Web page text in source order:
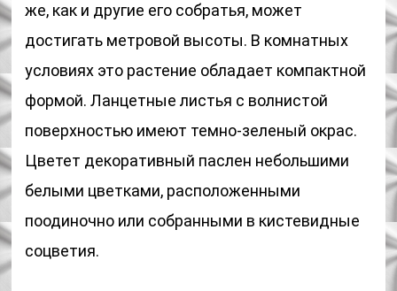
же, как и другие его собратья, может
достигать метровой высоты. В комнатных
условиях это растение обладает компактной
формой. Ланцетные листья с волнистой
поверхностью имеют темно-зеленый окрас.
Цветет декоративный паслен небольшими
белыми цветками, расположенными
поодиночно или собранными в кистевидные
соцветия.